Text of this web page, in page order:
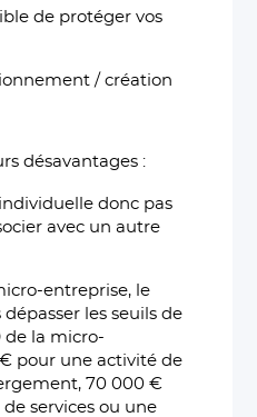
de protéger vos
/ création
désavantages :
donc pas
avec un autre
entreprise, le
les seuils de
de la micro-
pour une activité de
70 000 €
services ou une